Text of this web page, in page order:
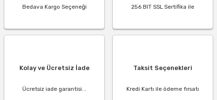
Bedava Kargo Seçeneği 256 BIT SSL Sertifika ile
Kolay ve Ücretsiz İade
Ücretsiz iade garantisi...
Taksit Seçenekleri
Kredi Kartı ile ödeme fırsatı